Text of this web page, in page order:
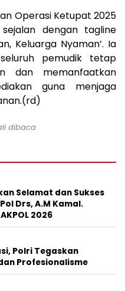
Operasi Ketupat 2025
dengan tagline
Keluarga Nyaman’. Ia
pemudik tetap
dan memanfaatkan
guna menjaga
dibaca
Selamat dan Sukses
Drs, A.M Kamal.
2026
Polri Tegaskan
Profesionalisme